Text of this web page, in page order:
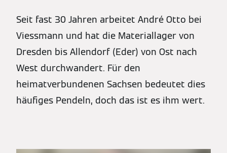
Seit fast 30 Jahren arbeitet André Otto bei
Viessmann und hat die Materiallager von
Dresden bis Allendorf (Eder) von Ost nach
West durchwandert. Für den
heimatverbundenen Sachsen bedeutet dies
häufiges Pendeln, doch das ist es ihm wert.